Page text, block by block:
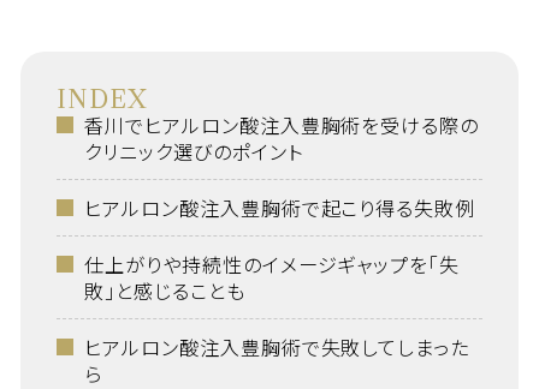
INDEX
香川でヒアルロン酸注入豊胸術を受ける際の
クリニック選びのポイント
ヒアルロン酸注入豊胸術で起こり得る失敗例
仕上がりや持続性のイメージギャップを「失
敗」と感じることも
ヒアルロン酸注入豊胸術で失敗してしまった
ら